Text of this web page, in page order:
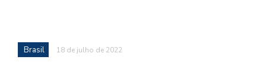
Brasil 18 de julho de 2022